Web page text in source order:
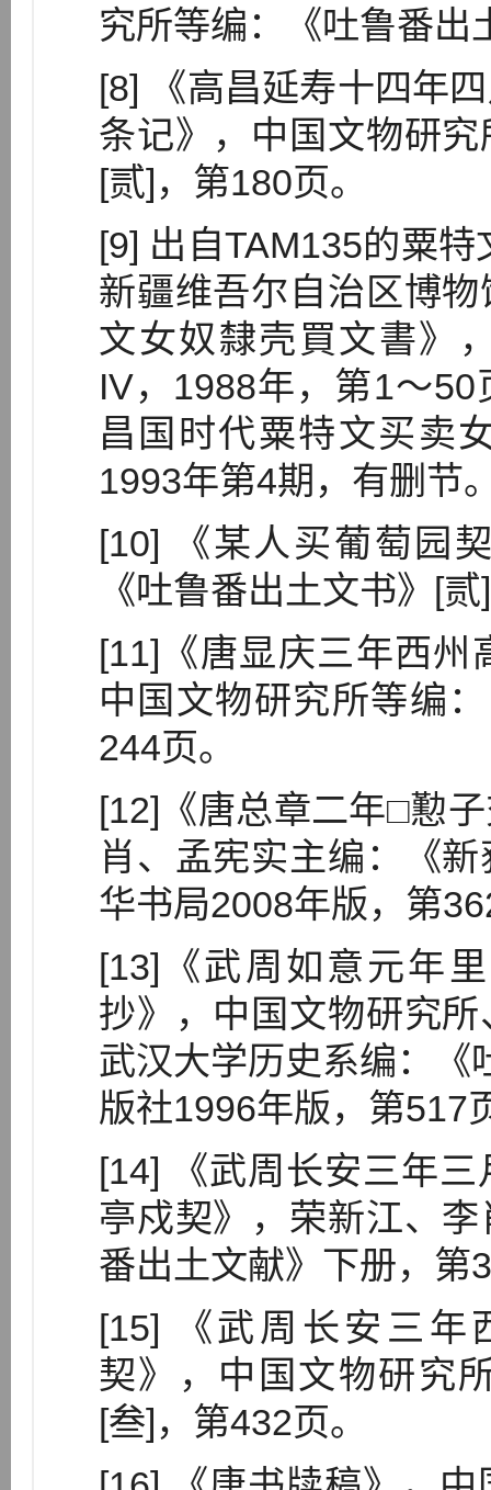
究所等编：《吐鲁番出
[8] 《高昌延寿十四年
条记》，中国文物研
[贰]，第180页。
[9] 出自TAM135的粟
新疆维吾尔自治区博
文女奴隸壳買文書》
IV，1988年，第1～
昌国时代粟特文买卖
1993年第4期，有删节
[10] 《某人买葡萄园
《吐鲁番出土文书》[
[11]《唐显庆三年西州
中国文物研究所等编
244页。
[12]《唐总章二年□懃
肖、孟宪实主编：《
华书局2008年版，第
[13]《武周如意元年
抄》，中国文物研究
武汉大学历史系编：《
版社1996年版，第517
[14] 《武周长安三年
亭戍契》，荣新江、
番出土文献》下册，第
[15] 《武周长安三年
契》，中国文物研究
[叁]，第432页。